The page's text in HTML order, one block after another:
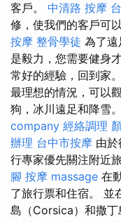
客戶。 中清路 按摩
修，使我們的客戶可
按摩 整骨學徒 為了遠
是毅力，您需要健身
常好的經驗，回到家
最理想的情況，可以
狗，冰川遠足和降雪。
company 經絡調理
辦理 台中市按摩 由
行專家優先關注附近
腳 按摩 massage 在
了旅行票和住宿。 並
島（Corsica）和撒丁